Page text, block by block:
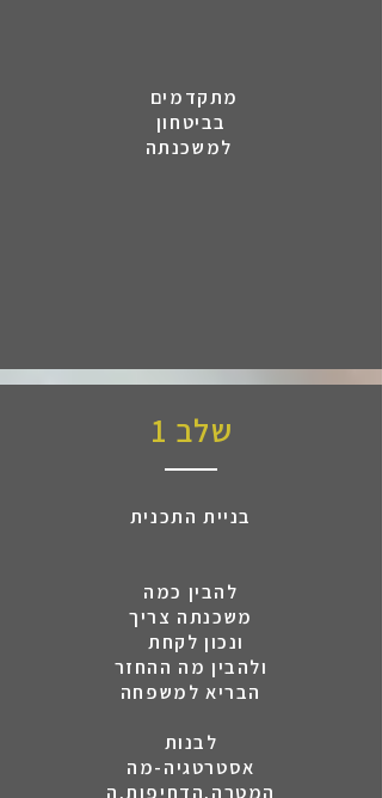
בביטחון
שלב 1
בניית התכנית
להבין כמה
משכנתה צריך
ונכון לקחת
ולהבין מה ההחזר
הבריא למשפחה
לבנות
אסטרטגיה-מה
המטרה,הדחיפות,ה